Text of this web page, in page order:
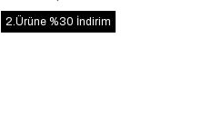
2.Ürüne %30 İndirim